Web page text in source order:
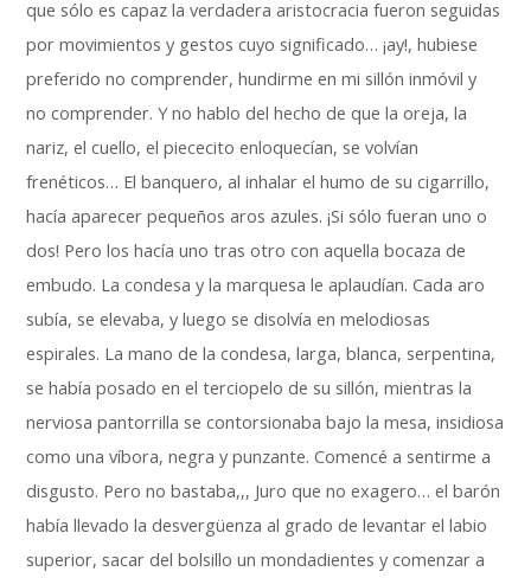
que sólo es capaz la verdadera aristocracia fueron seguidas
por movimientos y gestos cuyo significado… ¡ay!, hubiese
preferido no comprender, hundirme en mi sillón inmóvil y
no comprender. Y no hablo del hecho de que la oreja, la
nariz, el cuello, el piececito enloquecían, se volvían
frenéticos… El banquero, al inhalar el humo de su cigarrillo,
hacía aparecer pequeños aros azules. ¡Si sólo fueran uno o
dos! Pero los hacía uno tras otro con aquella bocaza de
embudo. La condesa y la marquesa le aplaudían. Cada aro
subía, se elevaba, y luego se disolvía en melodiosas
espirales. La mano de la condesa, larga, blanca, serpentina,
se había posado en el terciopelo de su sillón, mientras la
nerviosa pantorrilla se contorsionaba bajo la mesa, insidiosa
como una víbora, negra y punzante. Comencé a sentirme a
disgusto. Pero no bastaba,,, Juro que no exagero… el barón
había llevado la desvergüenza al grado de levantar el labio
superior, sacar del bolsillo un mondadientes y comenzar a